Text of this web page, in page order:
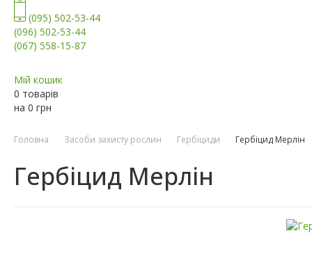
(095) 502-53-44
(096) 502-53-44
(067) 558-15-87
Мій кошик
0 товарів
на 0 грн
Головна Засоби захисту рослин Гербіциди Гербіцид Мерлін
Гербіцид Мерлін